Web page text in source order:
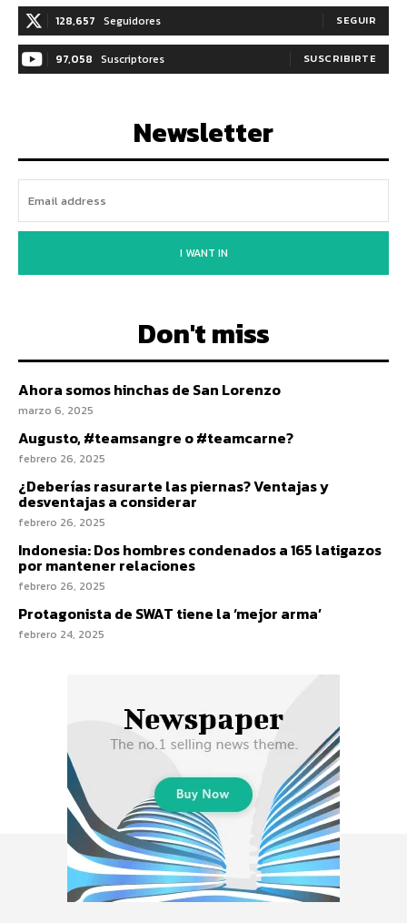
128,657 Seguidores SEGUIR
97,058 Suscriptores SUSCRIBIRTE
Newsletter
I WANT IN
Don't miss
Ahora somos hinchas de San Lorenzo
marzo 6, 2025
Augusto, #teamsangre o #teamcarne?
febrero 26, 2025
¿Deberías rasurarte las piernas? Ventajas y
desventajas a considerar
febrero 26, 2025
Indonesia: Dos hombres condenados a 165 latigazos
por mantener relaciones
febrero 26, 2025
Protagonista de SWAT tiene la ‘mejor arma’
febrero 24, 2025